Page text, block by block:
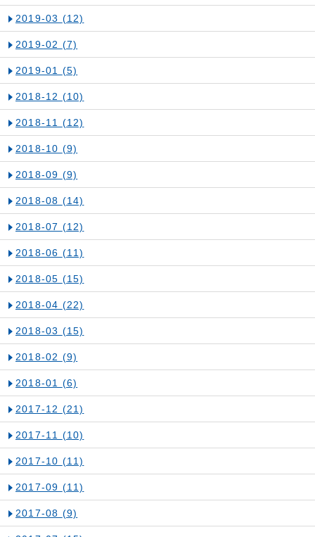
2019-03 (12)
2019-02 (7)
2019-01 (5)
2018-12 (10)
2018-11 (12)
2018-10 (9)
2018-09 (9)
2018-08 (14)
2018-07 (12)
2018-06 (11)
2018-05 (15)
2018-04 (22)
2018-03 (15)
2018-02 (9)
2018-01 (6)
2017-12 (21)
2017-11 (10)
2017-10 (11)
2017-09 (11)
2017-08 (9)